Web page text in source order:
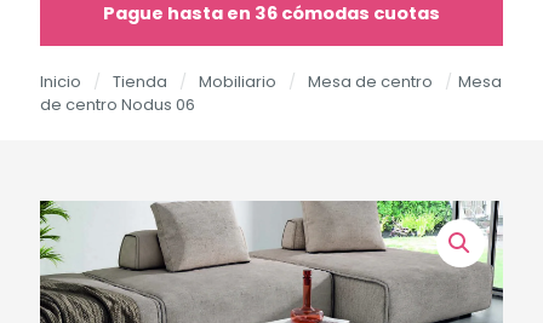
Pague hasta en 36 cómodas cuotas
Inicio / Tienda / Mobiliario / Mesa de centro / Mesa
de centro Nodus 06